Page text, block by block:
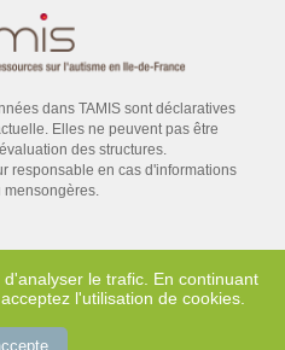
dans TAMIS sont déclaratives
Elles ne peuvent pas être
des structures.
responsable en cas d'informations
mensongères.
légales
le trafic. En continuant
l'utilisation de cookies.